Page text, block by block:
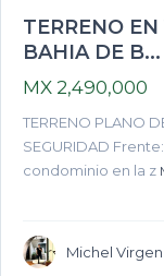
TERRENO
BAHIA DE B...
MX 2,490,000
TERRENO PLANO
SEGURIDAD
condominio en la z
Michel Virgen